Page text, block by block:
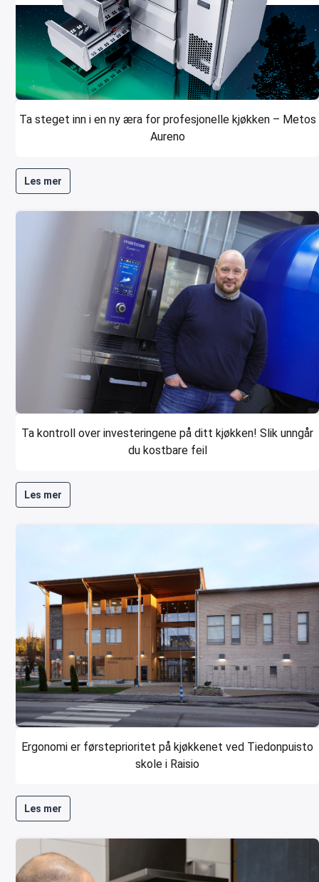
Ta steget inn i en ny æra for profesjonelle kjøkken – Metos
Aureno
Les mer
Ta kontroll over investeringene på ditt kjøkken! Slik unngår
du kostbare feil
Les mer
Ergonomi er førsteprioritet på kjøkkenet ved Tiedonpuisto
skole i Raisio
Les mer